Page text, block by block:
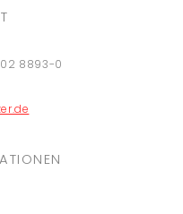
8893-0